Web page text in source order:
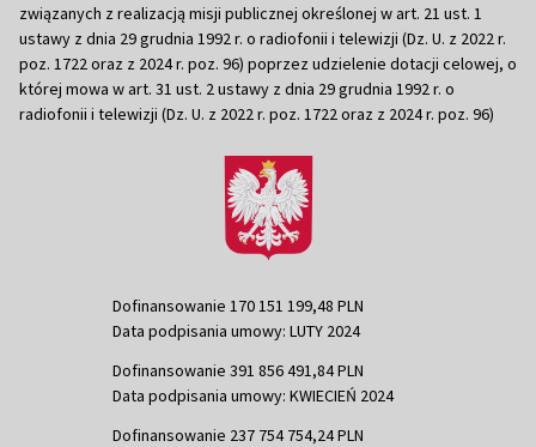
związanych z realizacją misji publicznej określonej w art. 21 ust. 1
ustawy z dnia 29 grudnia 1992 r. o radiofonii i telewizji (Dz. U. z 2022 r.
poz. 1722 oraz z 2024 r. poz. 96) poprzez udzielenie dotacji celowej, o
której mowa w art. 31 ust. 2 ustawy z dnia 29 grudnia 1992 r. o
radiofonii i telewizji (Dz. U. z 2022 r. poz. 1722 oraz z 2024 r. poz. 96)
Dofinansowanie 170 151 199,48 PLN
Data podpisania umowy: LUTY 2024
Dofinansowanie 391 856 491,84 PLN
Data podpisania umowy: KWIECIEŃ 2024
Dofinansowanie 237 754 754,24 PLN